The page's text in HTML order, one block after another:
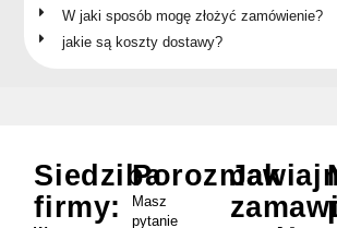
W jaki sposób mogę złożyć zamówienie?
jakie są koszty dostawy?
Jak
Masz
pytanie
Siedziba
firmy: